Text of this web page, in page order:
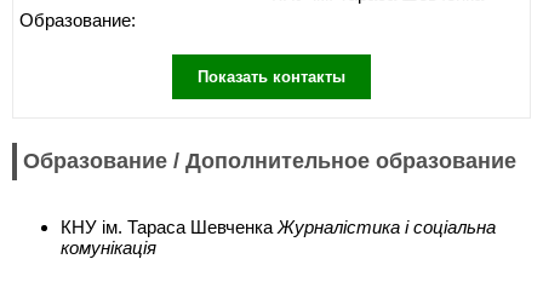
Образование:
Показать контакты
Образование / Дополнительное образование
КНУ ім. Тараса Шевченка Журналістика і соціальна
комунікація